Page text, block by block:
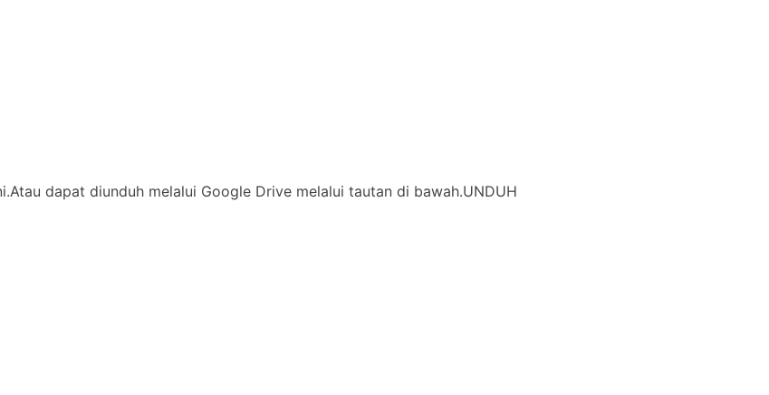
dapat diunduh melalui Google Drive melalui tautan di bawah.UNDUH